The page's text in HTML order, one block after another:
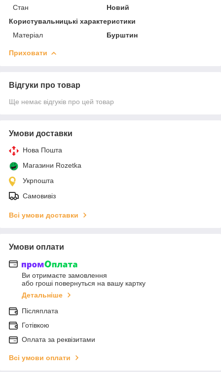
Стан
Новий
Користувальницькі характеристики
Матеріал
Бурштин
Приховати
Відгуки про товар
Ще немає відгуків про цей товар
Умови доставки
Нова Пошта
Магазини Rozetka
Укрпошта
Самовивіз
Всі умови доставки
Умови оплати
Ви отримаєте замовлення
або гроші повернуться на вашу картку
Детальніше
Післяплата
Готівкою
Оплата за реквізитами
Всі умови оплати